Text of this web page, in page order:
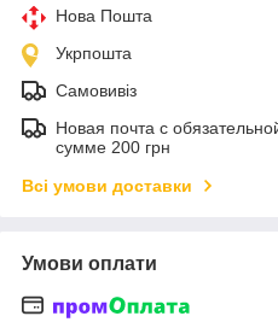
Нова Пошта
Укрпошта
Самовивіз
Новая почта с
сумме 200 грн
Всі умови доставки
Умови оплати